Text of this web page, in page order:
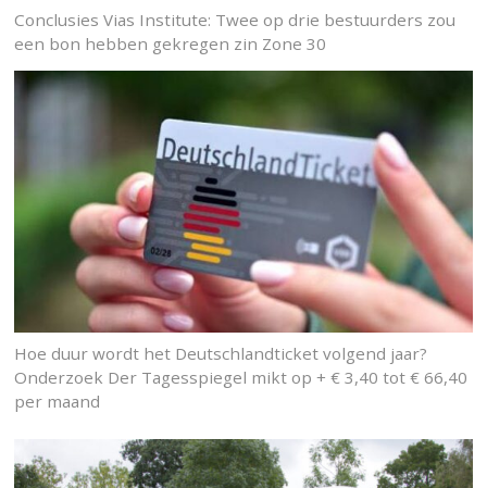
Conclusies Vias Institute: Twee op drie bestuurders zou
een bon hebben gekregen zin Zone 30
Hoe duur wordt het Deutschlandticket volgend jaar?
Onderzoek Der Tagesspiegel mikt op + € 3,40 tot € 66,40
per maand